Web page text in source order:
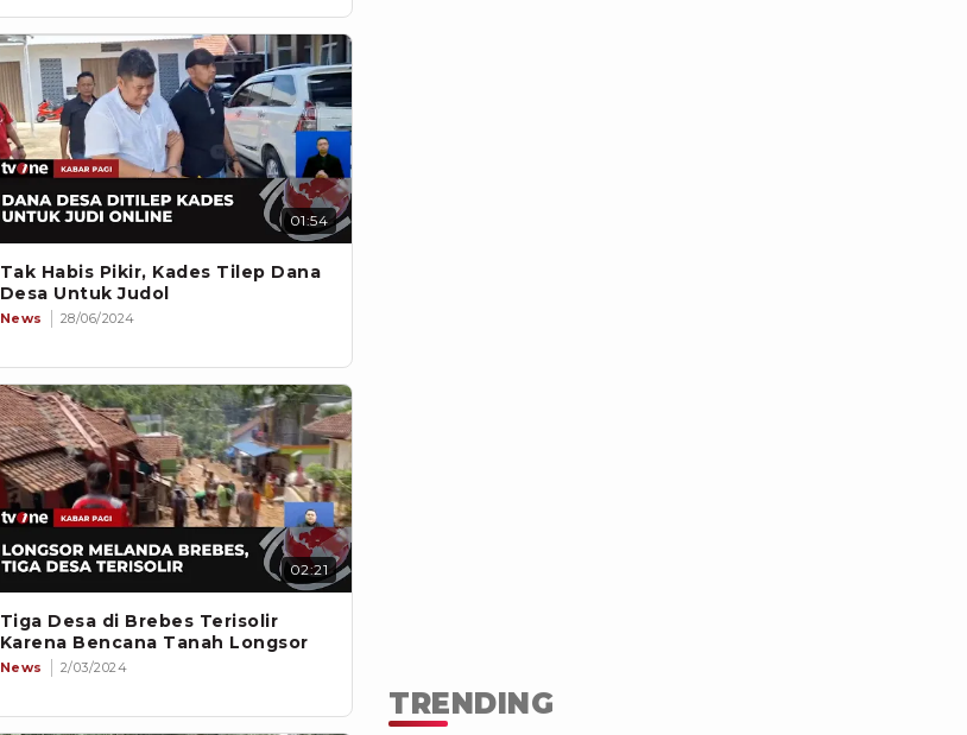
01:54
Tak Habis Pikir, Kades Tilep Dana
Desa Untuk Judol
News 28/06/2024
02:21
Tiga Desa di Brebes Terisolir
Karena Bencana Tanah Longsor
News 2/03/2024
TRENDING